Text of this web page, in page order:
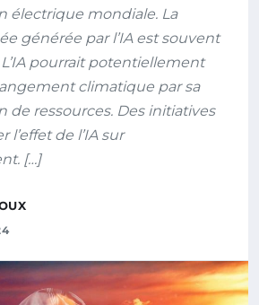
électrique mondiale. La
générée par l’IA est souvent
pourrait potentiellement
climatique par sa
de ressources. Des initiatives
l’effet de l’IA sur
[…]